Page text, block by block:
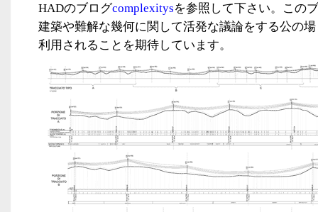
HADのブログcomplexitysを参照して下さい。この
建築や難解な幾何に関して活発な議論をする公の
利用されることを期待しています。